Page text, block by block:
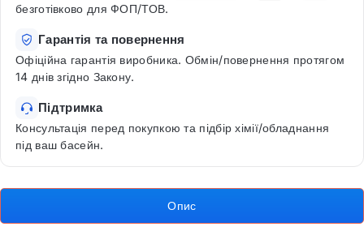
безготівково для ФОП/ТОВ.
Гарантія та повернення
Офіційна гарантія виробника. Обмін/повернення протягом
14 днів згідно Закону.
Підтримка
Консультація перед покупкою та підбір хімії/обладнання
під ваш басейн.
Опис